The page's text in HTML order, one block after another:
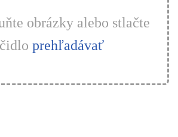
obrázky alebo stlačte
prehľadávať